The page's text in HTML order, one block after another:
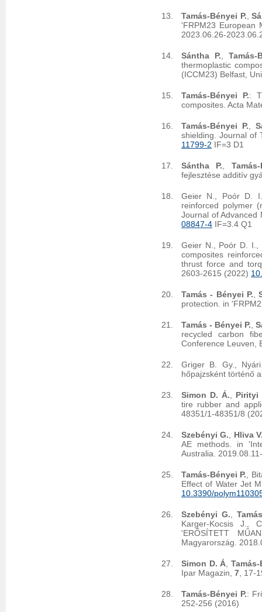
Tamás-Bényei P. ,
'FRPM23 European
2023.06.26-
Sántha P. ,
thermoplastic
(ICCM23) Belfast,
Tamás-Bényei P.:
composites. Acta
Tamás-Bényei P.
shielding. Journal of
11799-2 IF=3 D1
Sántha P.
fejlesztése additív
Geier N., Poór D.
reinforced polymer
Journal of Advanced
08847-4 IF=3.4 Q1
Geier N., Poór D.
composites
thrust force and
2603-2615 (2022)
Tamás - Bényei P. ,
protection. in
Tamás - Bényei P.
recycled carbon
Conference Leuven,
Griger B. Gy.,
hőpajzsként történő
Simon D. Á.
Pirityi
tire rubber and
48351/1-48351/8
Szebényi G.
Hliva
AE methods. in
Australia.
Tamás-Bényei P. ,
Effect of Water Jet
10.3390/
Szebényi G.
Karger-Kocsis J.,
'ERŐSÍTETT
Magyarország.
Simon D. Á ,Tamás-
Ipar Magazin, 7 , 17-
Tamás-Bényei P.:
252-256 (2016)